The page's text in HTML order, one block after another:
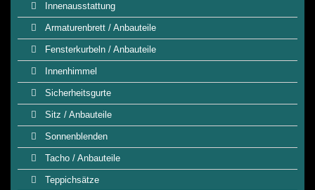
Innenausstattung
Armaturenbrett / Anbauteile
Fensterkurbeln / Anbauteile
Innenhimmel
Sicherheitsgurte
Sitz / Anbauteile
Sonnenblenden
Tacho / Anbauteile
Teppichsätze